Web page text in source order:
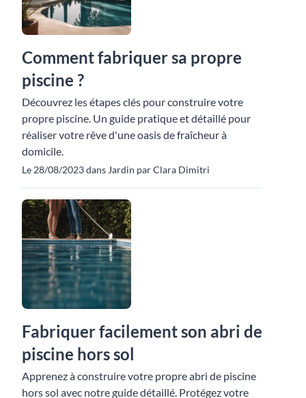
Comment fabriquer sa propre
piscine ?
Découvrez les étapes clés pour construire votre
propre piscine. Un guide pratique et détaillé pour
réaliser votre rêve d'une oasis de fraîcheur à
domicile.
Le 28/08/2023 dans Jardin par Clara Dimitri
Fabriquer facilement son abri de
piscine hors sol
Apprenez à construire votre propre abri de piscine
hors sol avec notre guide détaillé. Protégez votre